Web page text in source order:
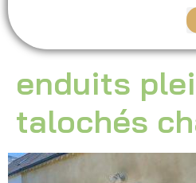
enduits
talochés